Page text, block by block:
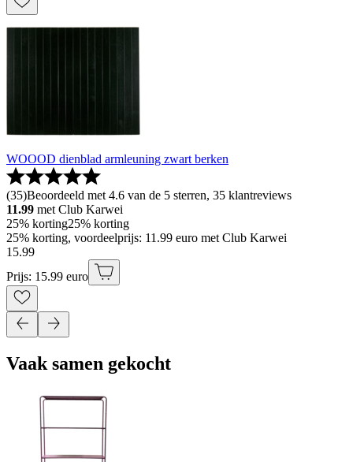
WOOOD dienblad armleuning zwart berken
(35)Beoordeeld met 4.6 van de 5 sterren, 35 klantreviews
11.99 met Club Karwei
25% korting25% korting
25% korting, voordeelprijs: 11.99 euro met Club Karwei
15.99
Prijs: 15.99 euro
Vaak samen gekocht